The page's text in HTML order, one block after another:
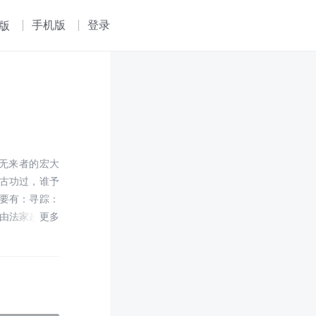
手机版 登录
来者的宏大
功过，谁予
有：寻踪：
法家起；探